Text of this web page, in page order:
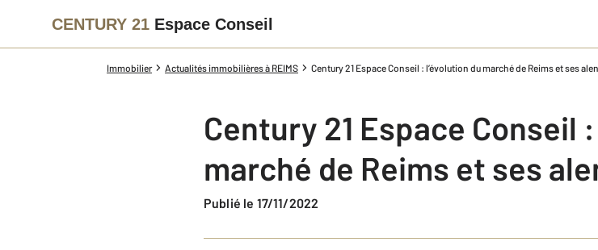
CENTURY 21 Espace Conseil
Immobilier Actualités immobilières à REIMS Century 21 Espace Conseil : l’évolution du marché de Reims et ses
Century 21 Espace Conseil
marché de Reims et ses
Publié le 17/11/2022